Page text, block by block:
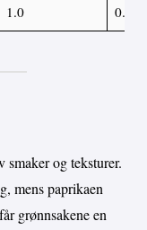
1.0 0.1
og teksturer.
mens paprikaen
grønnsakene en